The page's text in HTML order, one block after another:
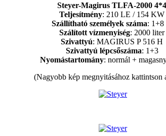
Steyer-Magirus TLFA-2000 4*4
Teljesítmény: 210 LE / 154 KW
Szállítható személyek száma: 1+8
Szálított vízmenyiség: 2000 liter
Szivattyú: MAGIRUS P 516 H
Szivattyú lépcsőszáma: 1+3
Nyomástartomány: normál +
(Nagyobb kép megnyitásához kattintson